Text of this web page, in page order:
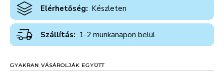
Elérhetőség: Készleten
Szállítás: 1-2 munkanapon belül
GYAKRAN VÁSÁROLJÁK EGYÜTT